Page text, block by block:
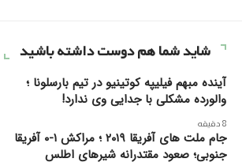
شاید شما هم دوست داشته باشید
آینده مبهم فیلیپه کوتینیو در تیم بارسلونا ؛
والورده مشکلی با جدایی وی ندارد!
8 دقیقه
جام ملت های آفریقا ۲۰۱۹ ؛ مراکش ۱-۰ آفریقا
جنوبی؛ صعود مقتدرانه شیرهای اطلس